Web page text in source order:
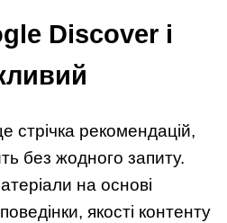
Discover і
рекомендацій,
без жодного запиту.
на основі
якості контенту